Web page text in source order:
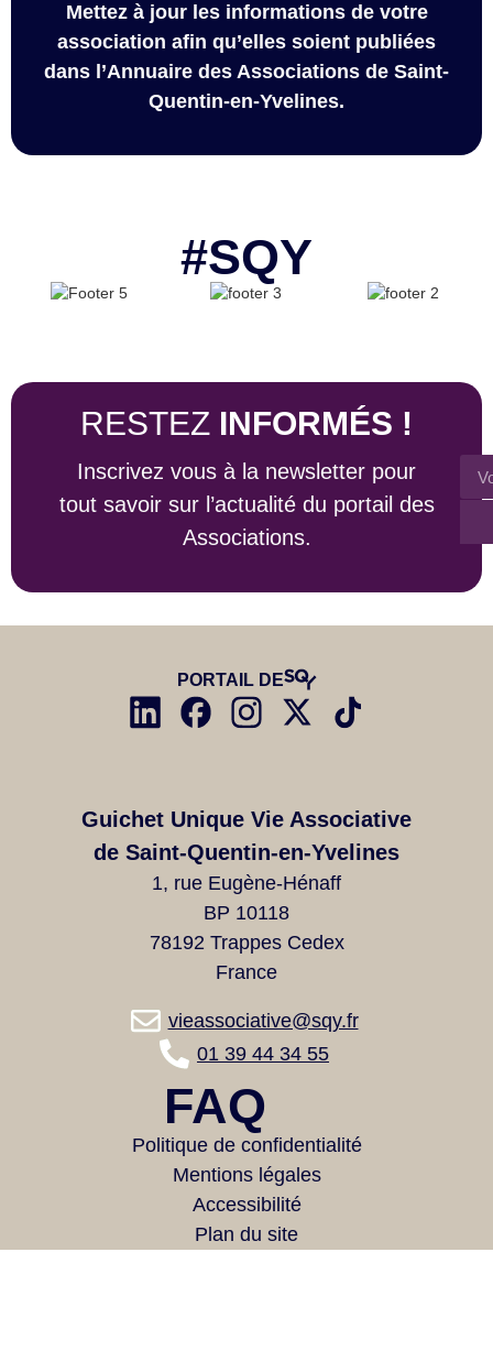
Mettez à jour les informations de votre
association afin qu’elles soient publiées
dans l’Annuaire des Associations de Saint-
Quentin-en-Yvelines.
#SQY
RESTEZ INFORMÉS !
Inscrivez vous à la newsletter pour
tout savoir sur l’actualité du portail des
Associations.
PORTAIL DE
Guichet Unique Vie Associative
de Saint-Quentin-en-Yvelines
1, rue Eugène-Hénaff
BP 10118
78192 Trappes Cedex
France
vieassociative@sqy.fr
01 39 44 34 55
FAQ
Politique de confidentialité
Mentions légales
Accessibilité
Plan du site